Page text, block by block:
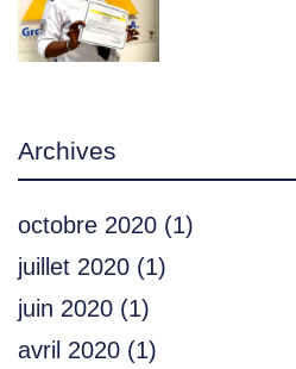
Archives
octobre 2020 (1)
juillet 2020 (1)
juin 2020 (1)
avril 2020 (1)